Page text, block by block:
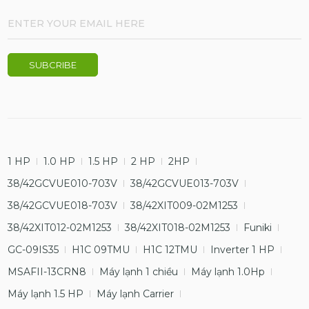
1 HP 1.0 HP 1.5 HP 2 HP
2HP
38/42GCVUE010-703V
38/42GCVUE013-703V
38/42GCVUE018-703V
38/42XIT009-02M1253
38/42XIT012-02M1253
38/42XIT018-02M1253
Funiki
GC-09IS35
H1C 09TMU H1C 12TMU
Inverter 1 HP
MSAFII-13CRN8
Máy lạnh 1 chiều
Máy lạnh 1.0Hp
Máy lạnh 1.5 HP
Máy lạnh Carrier